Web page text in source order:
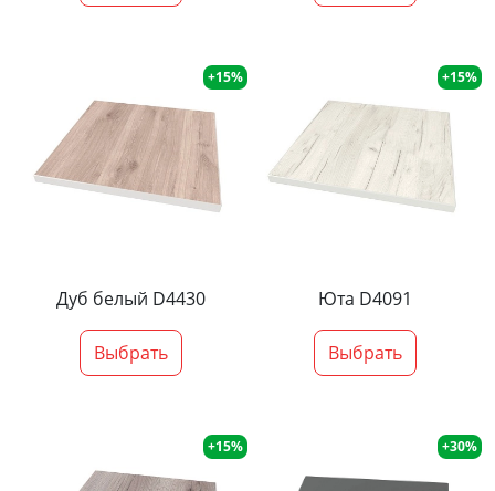
+15%
Дуб белый D4430
Выбрать
+15%
Юта D4091
Выбрать
+15% +30%